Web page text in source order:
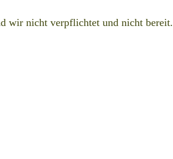
wir nicht verpflichtet und nicht bereit.